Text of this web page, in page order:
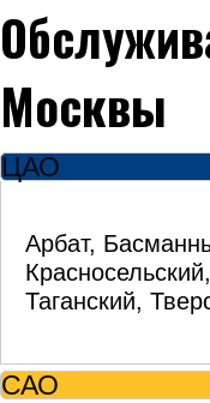
Москвы
ЦАО
Арбат,
Таганский,
САО